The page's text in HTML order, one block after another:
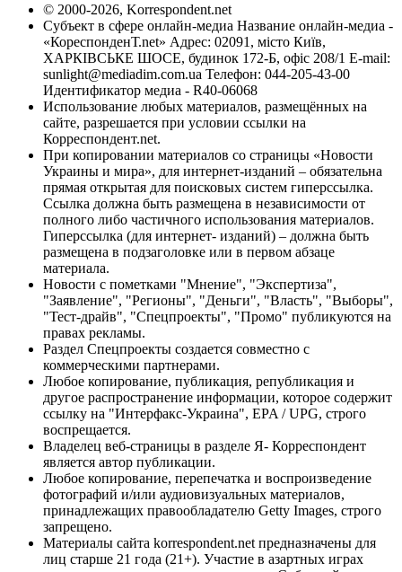
© 2000-2026, Korrespondent.net
Субъект в сфере онлайн-медиа Название онлайн-медиа -
«КореспонденТ.net» Адрес: 02091, місто Київ,
ХАРКІВСЬКЕ ШОСЕ, будинок 172-Б, офіс 208/1 E-mail:
sunlight@mediadim.com.ua Телефон: 044-205-43-00
Идентификатор медиа - R40-06068
Использование любых материалов, размещённых на
сайте, разрешается при условии ссылки на
Корреспондент.net.
При копировании материалов со страницы «Новости
Украины и мира», для интернет-изданий – обязательна
прямая открытая для поисковых систем гиперссылка.
Ссылка должна быть размещена в независимости от
полного либо частичного использования материалов.
Гиперссылка (для интернет- изданий) – должна быть
размещена в подзаголовке или в первом абзаце
материала.
Новости с пометками "Мнение", "Экспертиза",
"Заявление", "Регионы", "Деньги", "Власть", "Выборы",
"Тест-драйв", "Спецпроекты", "Промо" публикуются на
правах рекламы.
Раздел Спецпроекты создается совместно с
коммерческими партнерами.
Любое копирование, публикация, републикация и
другое распространение информации, которое содержит
ссылку на "Интерфакс-Украина", EPA / UPG, строго
воспрещается.
Владелец веб-страницы в разделе Я- Корреспондент
является автор публикации.
Любое копирование, перепечатка и воспроизведение
фотографий и/или аудиовизуальных материалов,
принадлежащих правообладателю Getty Images, строго
запрещено.
Материалы сайта korrespondent.net предназначены для
лиц старше 21 года (21+). Участие в азартных играх